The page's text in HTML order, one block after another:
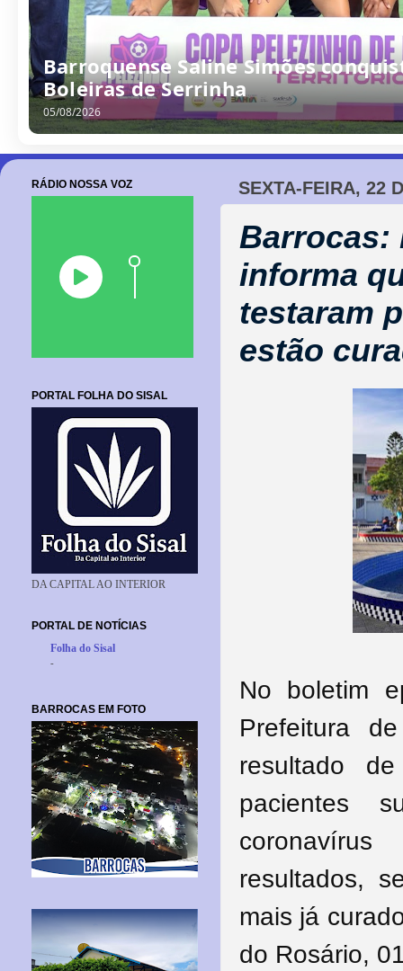
2
0
2
6
SEXTA-FEIRA, 22
Barrocas:
informa
testaram
estão
No boletim
Prefeitura
resultado
pacientes
resultados,
mais já
do Rosário,
RÁDIO NOSSA VOZ
PORTAL FOLHA DO SISAL
DA CAPITAL AO INTERIOR
PORTAL DE NOTÍCIAS
Folha do Sisal
-
BARROCAS EM FOTO